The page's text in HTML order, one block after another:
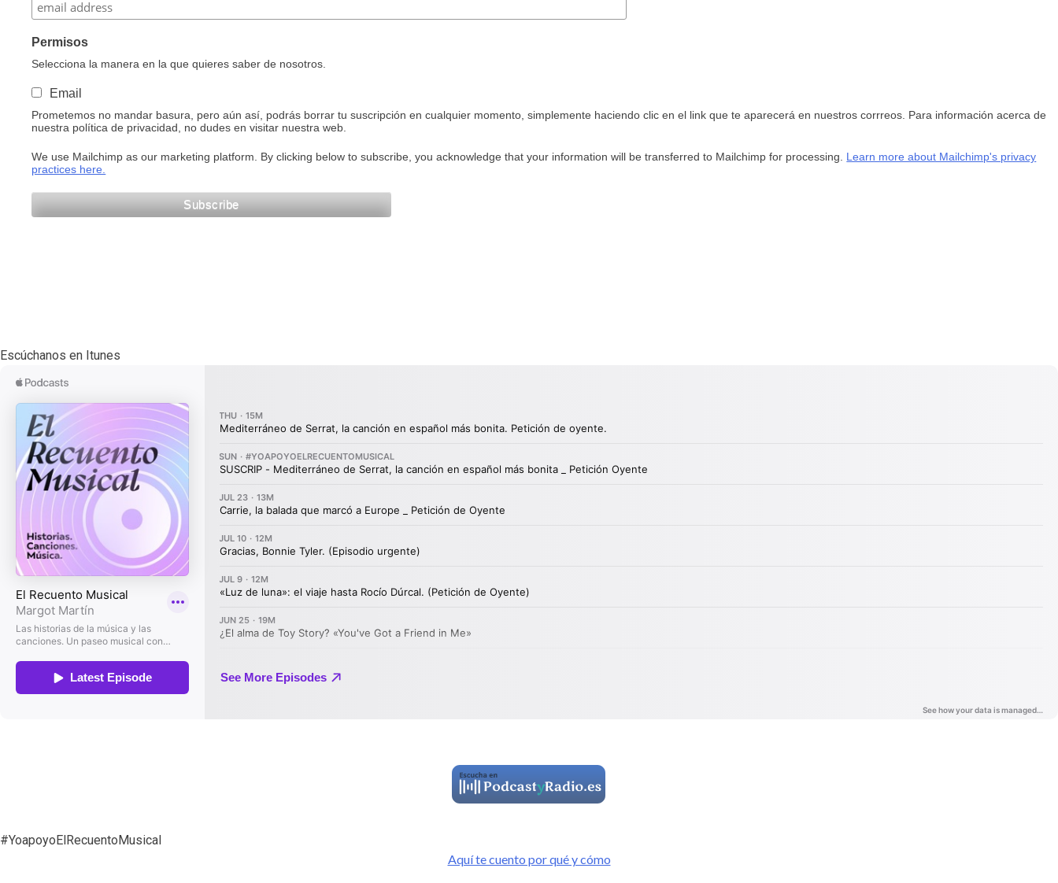
Permisos
Selecciona la manera en la que quieres saber de nosotros.
Email
Prometemos no mandar basura, pero aún así, podrás borrar tu suscripción en cualquier momento, simplemente haciendo clic en el link que te aparecerá en nuestros corrreos. Para información acerca de
nuestra política de privacidad, no dudes en visitar nuestra web.
We use Mailchimp as our marketing platform. By clicking below to subscribe, you acknowledge that your information will be transferred to Mailchimp for processing. Learn more about Mailchimp's privacy
practices here.
Escúchanos en Itunes
#YoapoyoElRecuentoMusical
Aquí te cuento por qué y cómo